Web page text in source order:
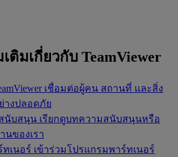
ติมเกี่ยวกับ TeamViewer
เชื่อมต่อผู้คน สถานที่ และสิ่ง
างปลอดภัย
นับสนุน เรียกดูบทความสนับสนุนหรือ
นของเรา
ทเนอร์ เข้าร่วมโปรแกรมพาร์ทเนอร์